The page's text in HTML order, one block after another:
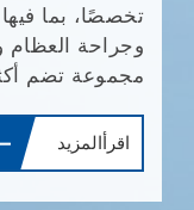
تخصصًا، بما
وجراحة العظام
مجموعة تضم أكثر من 900
اقرأالمزيد